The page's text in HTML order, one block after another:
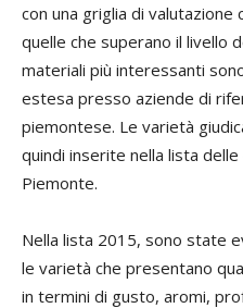
con una griglia di valutazione
quelle che superano il livello
materiali più interessanti
estesa presso aziende di
piemontese. Le varietà
quindi inserite nella lista
Piemonte.
Nella lista 2015, sono state
le varietà che presentano
in termini di gusto, aromi,